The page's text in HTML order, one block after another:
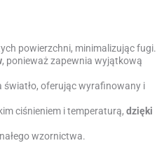
powierzchni, minimalizując fugi.
, ponieważ zapewnia wyjątkową
oferując wyrafinowany i
ciśnieniem i temperaturą, dzięki
wzornictwa.